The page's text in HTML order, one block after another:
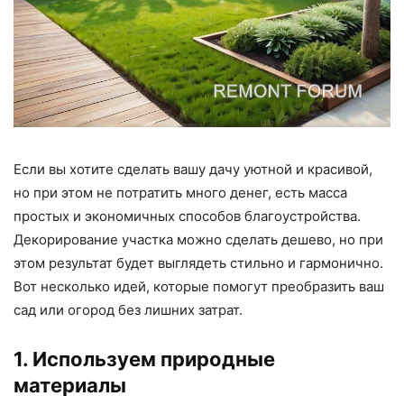
Если вы хотите сделать вашу дачу уютной и красивой,
но при этом не потратить много денег, есть масса
простых и экономичных способов благоустройства.
Декорирование участка можно сделать дешево, но при
этом результат будет выглядеть стильно и гармонично.
Вот несколько идей, которые помогут преобразить ваш
сад или огород без лишних затрат.
1. Используем природные
материалы